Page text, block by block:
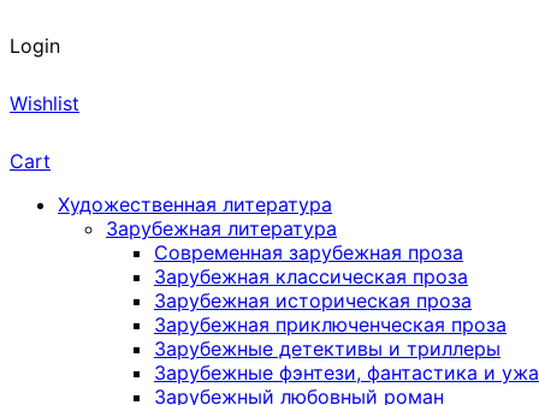
Login
Wishlist
Cart
Художественная литература
Зарубежная литература
Современная зарубежная проза
Зарубежная классическая проза
Зарубежная историческая проза
Зарубежная приключенческая проза
Зарубежные детективы и триллеры
Зарубежные фэнтези, фантастика и
Зарубежный любовный роман